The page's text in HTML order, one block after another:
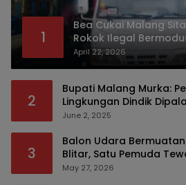
1
Bea Cukai Malang
Rokok Ilegal
April 22, 2026
2
Bupati Malang Murka:
Lingkungan Dindik
Modus Tumpengan, KPK
June 2, 2025
3
Balon Udara
Blitar, Satu Pemuda
Serius
May 27, 2026